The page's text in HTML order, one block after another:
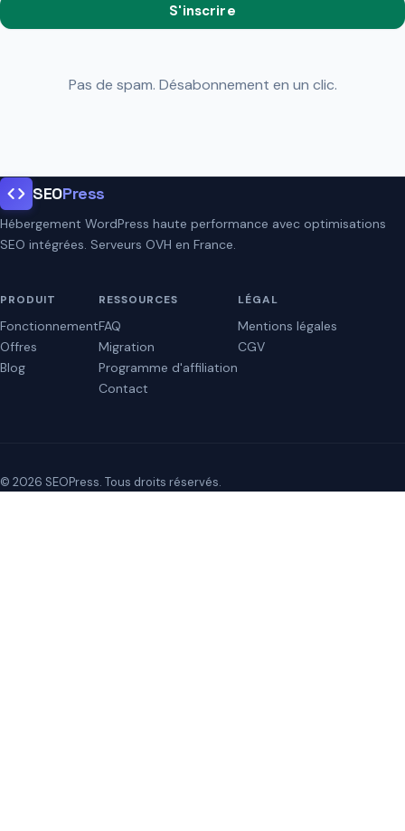
S'inscrire
Pas de spam. Désabonnement en un clic.
SEOPress
Hébergement WordPress haute performance avec optimisations
SEO intégrées. Serveurs OVH en France.
PRODUIT
Fonctionnement
Offres
Blog
RESSOURCES
FAQ
Migration
Programme d'affiliation
Contact
LÉGAL
Mentions légales
CGV
© 2026 SEOPress. Tous droits réservés.